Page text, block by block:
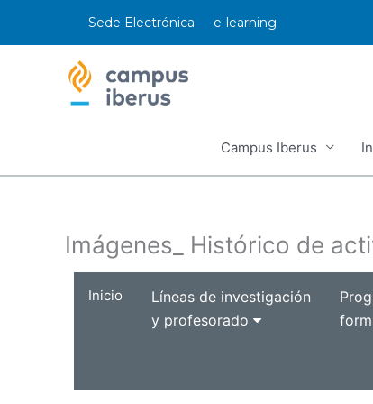
Sede Electrónica e-learning
Campus Iberus
Imágenes_ Histórico de
Inicio
Líneas de investigación
y profesorado